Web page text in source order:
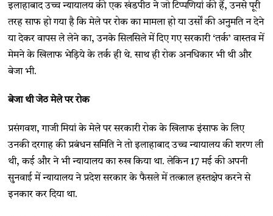
इलाहाबाद उच्च न्यायालय की एक खंडपीठ ने जो टिप्पणियां की हैं, उनसे पूरी
तरह साफ हो गया है कि मेले पर रोक का मामला हो या उर्सों की अनुमति न देने
या देकर वापस ले लेने का, उनके सिलसिले में दिए गए सरकारी ‘तर्क’ वास्तव में
मेमने के खिलाफ भेड़िये के तर्क ही थे. साथ ही रोक अनधिकार भी थी और
बेजा भी.
बेजा थी जेठ मेले पर रोक
प्रसंगवश, गाजी मियां के मेले पर सरकारी रोक के खिलाफ इंसाफ के लिए
उनकी दरगाह की प्रबंधन समिति ने तो इलाहाबाद उच्च न्यायालय की शरण ली
थी, कई और ने भी न्यायालय का रुख किया था. लेकिन 17 मई की अपनी
सुनवाई में न्यायालय ने प्रदेश सरकार के फैसले में तत्काल हस्तक्षेप करने से
इनकार कर दिया था.